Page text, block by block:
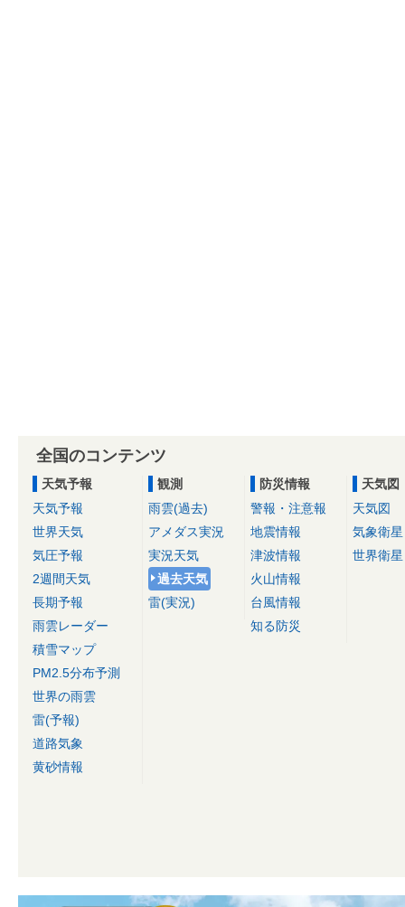
全国のコンテンツ
天気予報
天気予報
世界天気
気圧予報
2週間天気
長期予報
雨雲レーダー
積雪マップ
PM2.5分布予測
世界の雨雲
雷(予報)
道路気象
黄砂情報
観測
雨雲(過去)
アメダス実況
実況天気
過去天気
雷(実況)
防災情報
警報・注意報
地震情報
津波情報
火山情報
台風情報
知る防災
天気図
天気図
気象衛星
世界衛星